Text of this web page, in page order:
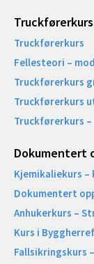
Truckførerkurs
Truckførerkurs
Fellesteori –
Truckførerkurs
Truckførerkurs
Truckførerkurs
Dokumentert
Kjemikaliekurs
Dokumentert
Anhukerkurs –
Kurs i
Fallsikringskurs